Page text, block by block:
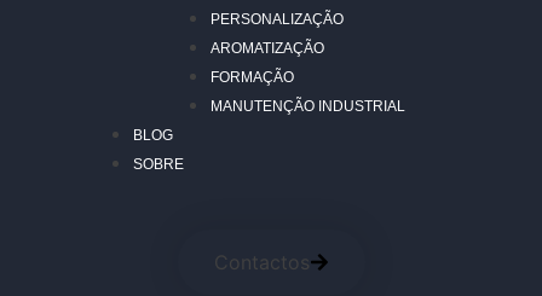
PERSONALIZAÇÃO
AROMATIZAÇÃO
FORMAÇÃO
MANUTENÇÃO INDUSTRIAL
BLOG
SOBRE
Contactos